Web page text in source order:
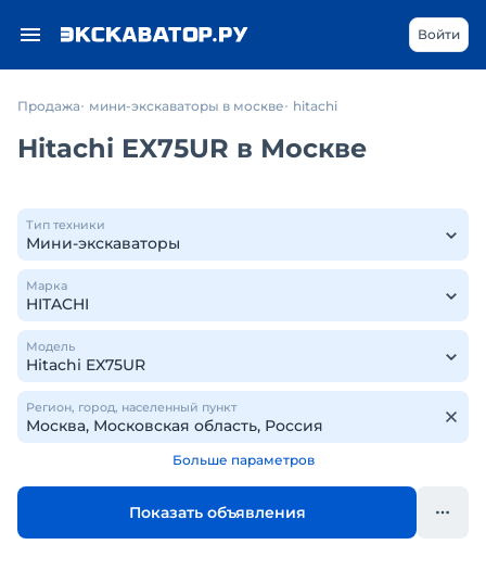
Войти
Продажа мини-экскаваторы в москве hitachi
Hitachi EX75UR в Москве
Тип техники
Марка
Модель
Регион, город, населенный пункт
Больше параметров
Показать объявления